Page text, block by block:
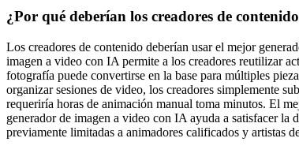
¿Por qué deberían los creadores de
Los creadores de contenido deberían usar el mejor
imagen a video con IA permite a los creadores reutilizar
fotografía puede convertirse en la base para múltiples
organizar sesiones de video, los creadores simplemente
requeriría horas de animación manual toma minutos. El
generador de imagen a video con IA ayuda a satisfacer
previamente limitadas a animadores calificados y artistas